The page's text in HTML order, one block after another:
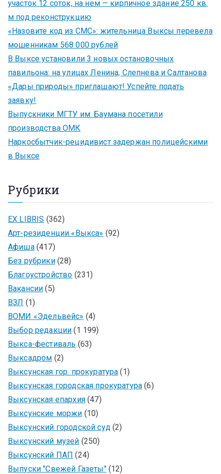
участок 12 соток, на нем — кирпичное здание 250 кв.
м под реконструкцию
«Назовите код из СМС»: жительница Выксы перевела
мошенникам 568 000 рублей
В Выксе установили 3 новых остановочных
павильона: на улицах Ленина, Слепнева и Салтанова
«Дары природы» приглашают! Успейте подать
заявку!
Выпускники МГТУ им. Баумана посетили
производства ОМК
Наркосбытчик-рецидивист задержан полицейскими
в Выксе
Рубрики
EX LIBRIS (362)
Арт-резиденции «Выкса» (92)
Афиша(417)
Без рубрики(28)
Благоустройство (231)
Вакансии (5)
ВЗЛ (1)
ВОМИ «Эдельвейс» (4)
Выбор редакции (1 199)
Выкса-фестиваль (63)
Выксадром (2)
Выксунская гор. прокуратура (1)
Выксунская городская прокуратура (6)
Выксунская епархия(47)
Выксунские моржи (10)
Выксунский городской суд (2)
Выксунский музей (250)
Выксунский ПАП (24)
Выпуски "Свежей Газеты"(12)